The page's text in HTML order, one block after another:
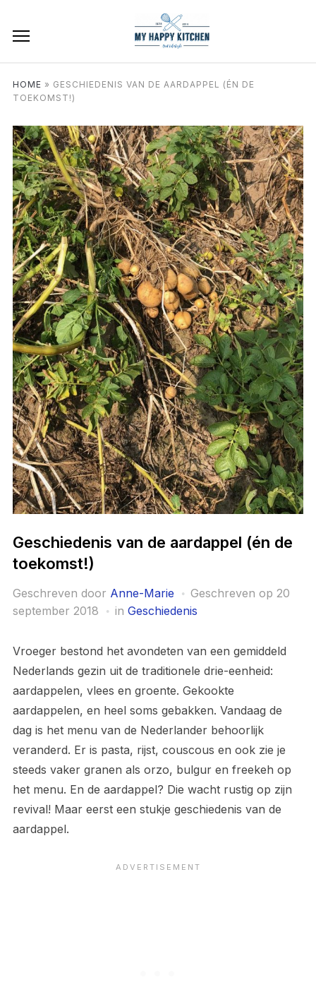
HOME » GESCHIEDENIS VAN DE AARDAPPEL (ÉN DE
TOEKOMST!)
Geschiedenis van de aardappel (én de
toekomst!)
Geschreven door Anne-Marie Geschreven op 20
september 2018
in Geschiedenis
Vroeger bestond het avondeten van een gemiddeld
Nederlands gezin uit de traditionele drie-eenheid:
aardappelen, vlees en groente. Gekookte
aardappelen, en heel soms gebakken. Vandaag de
dag is het menu van de Nederlander behoorlijk
veranderd. Er is pasta, rijst, couscous en ook zie je
steeds vaker granen als orzo, bulgur en freekeh op
het menu. En de aardappel? Die wacht rustig op zijn
revival! Maar eerst een stukje geschiedenis van de
aardappel.